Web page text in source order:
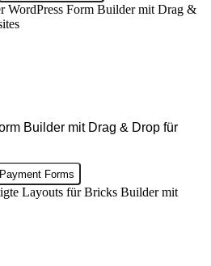
Builder mit Drag & Drop für
Payment Forms